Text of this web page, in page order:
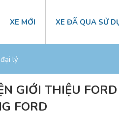
XE MỚI XE ĐÃ QUA SỬ
lý
GIỚI THIỆU
FORD